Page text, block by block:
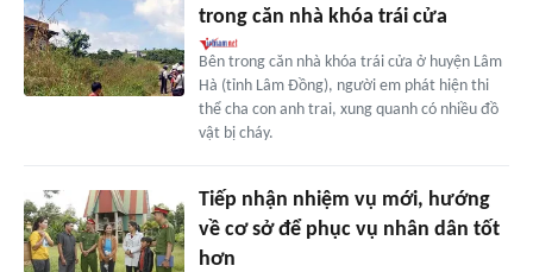
trong căn nhà khóa trái cửa
Bên trong căn nhà khóa trái cửa ở huyện Lâm
Hà (tỉnh Lâm Đồng), người em phát hiện thi
thể cha con anh trai, xung quanh có nhiều đồ
vật bị cháy.
Tiếp nhận nhiệm vụ mới, hướng
về cơ sở để phục vụ nhân dân tốt
hơn